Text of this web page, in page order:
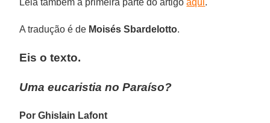
A tradução é de Moisés Sbardelotto.
Eis o texto.
Uma eucaristia no Paraíso?
Por Ghislain Lafont